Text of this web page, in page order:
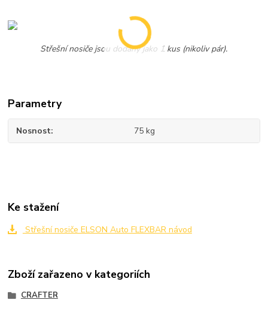
Střešní nosiče jsou dodány jako 1 kus (nikoliv pár).
Parametry
Nosnost 75 kg
Ke stažení
Střešní nosiče ELSON Auto FLEXBAR návod
Zboží zařazeno v kategoriích
CRAFTER